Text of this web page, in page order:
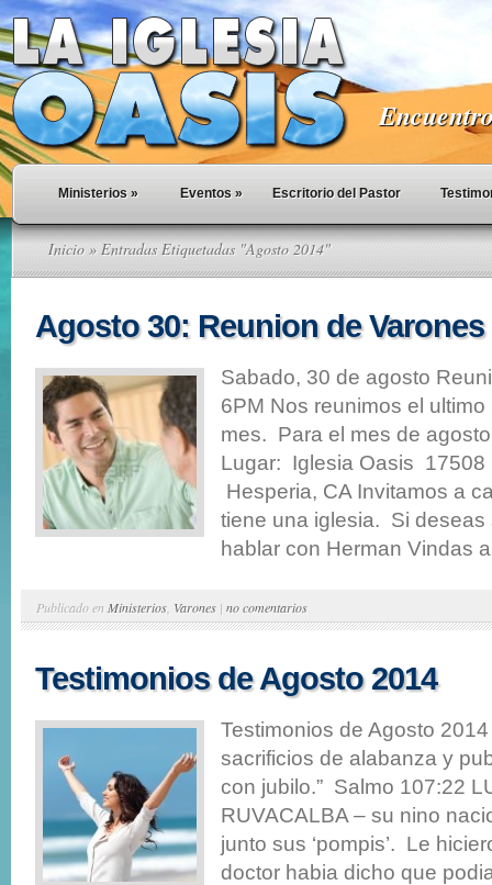
Ministerios » Eventos » Escritorio del Pastor
Inicio » Entradas Etiquetadas "Agosto 2014"
Agosto 30: Reunion de Varones
Sabado, 30 de agosto
6PM Nos reunimos el
mes. Para el mes de
Lugar: Iglesia Oasis 17508
Hesperia, CA Invitamos a
tiene una iglesia. Si deseas
hablar con Herman Vindas
Publicado en Ministerios Varones | no comentarios
Testimonios de Agosto 2014
Testimonios de Agosto 2014
sacrificios de alabanza y
con jubilo.” Salmo 107:22
RUVACALBA – su nino
junto sus ‘pompis’. Le
doctor habia dicho que